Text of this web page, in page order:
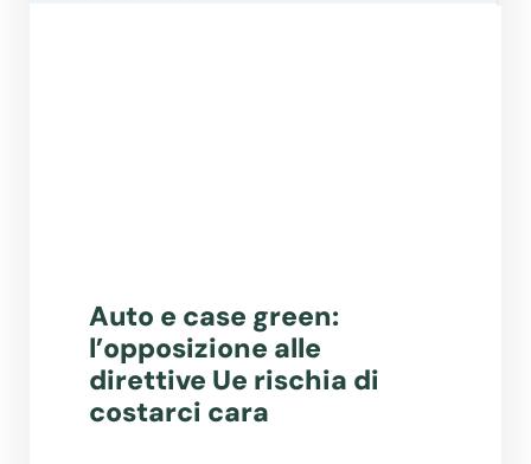
Auto e case green:
l’opposizione alle
direttive Ue rischia di
costarci cara